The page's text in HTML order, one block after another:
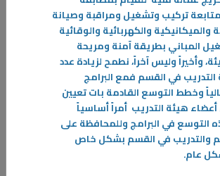
المعاهد هو تتويج لثمرة التعاون بين التطبيقي
التطبيقي والتدريب مؤخراً بنخبة من متدربيها
على شهادة اليورو باس من أكاديمية باريس
تركيب وتشغيل ومراقبة وصيانة
والميكانيكية والكهربائية والوقائية
المباني بطريقة آمنة ومريحة
وأخيراً وليس آخراً، نطمح لزيادة عدد
في القسم فمع البرامج
وخطط التوسع القادمة بات تعيين
هيئة التدريب أمراً أساسياً
التوسع في البرامج وللمحافظة على
والتدريب في القسم بشكل خاص
عام.